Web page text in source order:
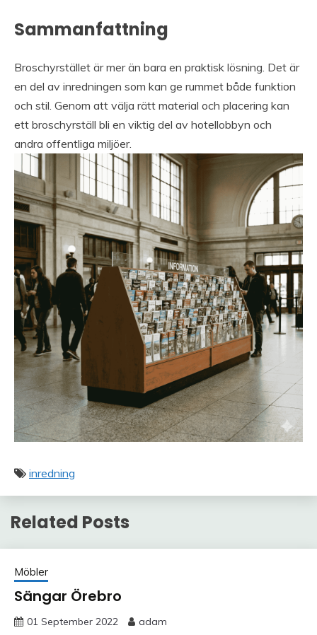
Sammanfattning
Broschyrstället är mer än bara en praktisk lösning. Det är
en del av inredningen som kan ge rummet både funktion
och stil. Genom att välja rätt material och placering kan
ett broschyrställ bli en viktig del av hotellobbyn och
andra offentliga miljöer.
inredning
Related Posts
Möbler
Sängar Örebro
01 September 2022 adam